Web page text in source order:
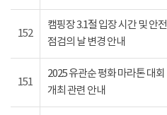
152
캠핑장 3.1절 입장 시간 및 안전
점검의 날 변경 안내
151
2025 유관순 평화 마라톤 대회
개최 관련 안내